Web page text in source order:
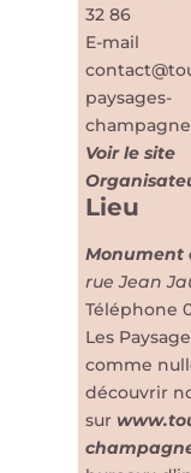
Lieu
Monument
rue Jean
Téléphone
Les
comme
découvrir
sur
32 86
E-mail
paysages-
Voir le site